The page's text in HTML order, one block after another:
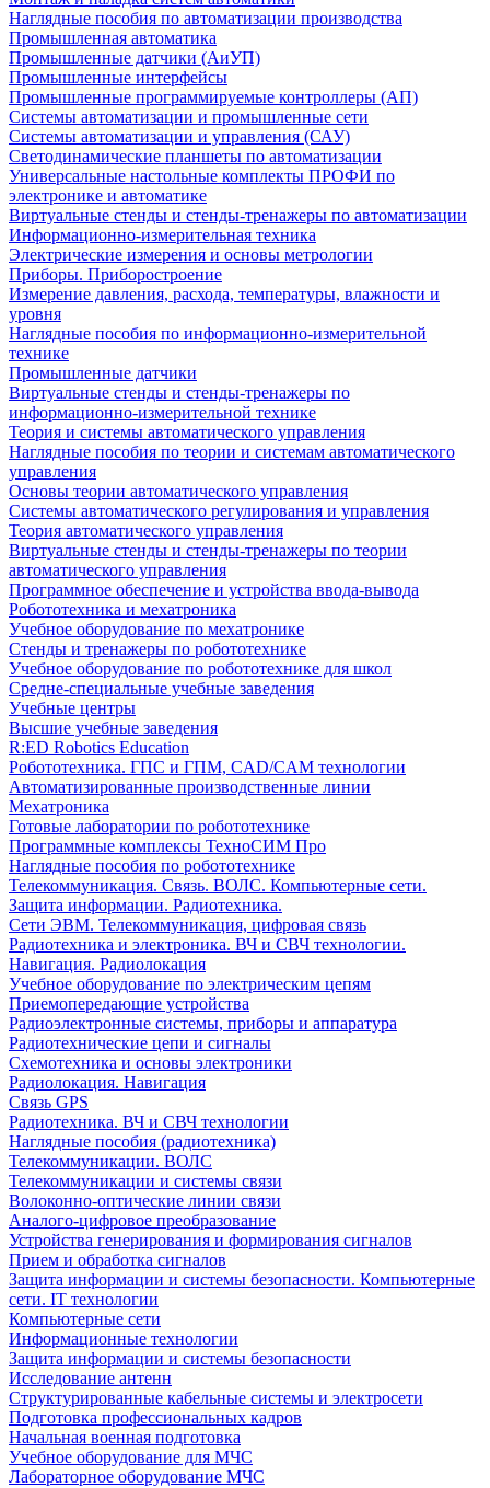
Наглядные пособия по автоматизации производства
Промышленная автоматика
Промышленные датчики (АиУП)
Промышленные интерфейсы
Промышленные программируемые контроллеры (АП)
Системы автоматизации и промышленные сети
Системы автоматизации и управления (САУ)
Светодинамические планшеты по автоматизации
Универсальные настольные комплекты ПРОФИ по
электронике и автоматике
Виртуальные стенды и стенды-тренажеры по автоматизации
Информационно-измерительная техника
Электрические измерения и основы метрологии
Приборы. Приборостроение
Измерение давления, расхода, температуры, влажности и
уровня
Наглядные пособия по информационно-измерительной
технике
Промышленные датчики
Виртуальные стенды и стенды-тренажеры по
информационно-измерительной технике
Теория и системы автоматического управления
Наглядные пособия по теории и системам автоматического
управления
Основы теории автоматического управления
Системы автоматического регулирования и управления
Теория автоматического управления
Виртуальные стенды и стенды-тренажеры по теории
автоматического управления
Программное обеспечение и устройства ввода-вывода
Робототехника и мехатроника
Учебное оборудование по мехатронике
Стенды и тренажеры по робототехнике
Учебное оборудование по робототехнике для школ
Средне-специальные учебные заведения
Учебные центры
Высшие учебные заведения
R:ED Robotics Education
Робототехника. ГПС и ГПМ, CAD/CAM технологии
Автоматизированные производственные линии
Мехатроника
Готовые лаборатории по робототехнике
Программные комплексы ТехноСИМ Про
Наглядные пособия по робототехнике
Телекоммуникация. Связь. ВОЛС. Компьютерные сети.
Защита информации. Радиотехника.
Сети ЭВМ. Телекоммуникация, цифровая связь
Радиотехника и электроника. ВЧ и СВЧ технологии.
Навигация. Радиолокация
Учебное оборудование по электрическим цепям
Приемопередающие устройства
Радиоэлектронные системы, приборы и аппаратура
Радиотехнические цепи и сигналы
Схемотехника и основы электроники
Радиолокация. Навигация
Связь GPS
Радиотехника. ВЧ и СВЧ технологии
Наглядные пособия (радиотехника)
Телекоммуникации. ВОЛС
Телекоммуникации и системы связи
Волоконно-оптические линии связи
Аналого-цифровое преобразование
Устройства генерирования и формирования сигналов
Прием и обработка сигналов
Защита информации и системы безопасности. Компьютерные
сети. IT технологии
Компьютерные сети
Информационные технологии
Защита информации и системы безопасности
Исследование антенн
Структурированные кабельные системы и электросети
Подготовка профессиональных кадров
Начальная военная подготовка
Учебное оборудование для МЧС
Лабораторное оборудование МЧС